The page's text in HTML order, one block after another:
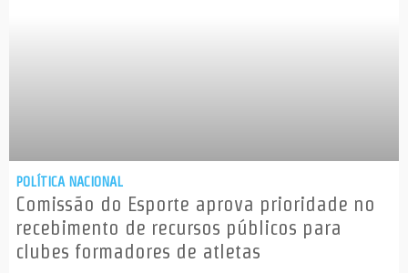
POLÍTICA NACIONAL
Comissão do Esporte aprova prioridade no
recebimento de recursos públicos para
clubes formadores de atletas